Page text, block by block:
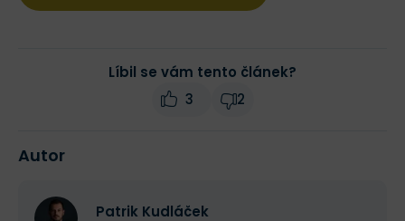
Líbil se vám tento článek?
3
2
Autor
Patrik Kudláček